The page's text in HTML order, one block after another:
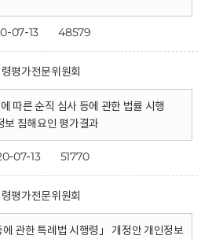
07-13 48579
평가전문위원회
따른 순직 심사 등에 관한 법률 시행
보 침해요인 평가결과
07-13 51770
평가전문위원회
에 관한 특례법 시행령」 개정안 개인정보